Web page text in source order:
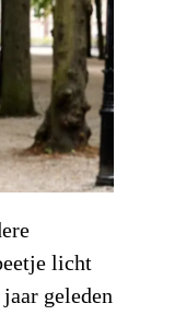
licht
geleden